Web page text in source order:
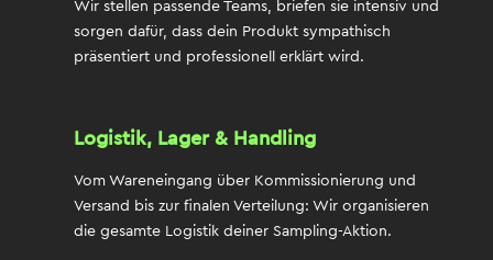
Wir stellen passende Teams, briefen sie intensiv und
sorgen dafür, dass dein Produkt sympathisch
präsentiert und professionell erklärt wird.
Logistik, Lager & Handling
Vom Wareneingang über Kommissionierung und
Versand bis zur finalen Verteilung: Wir organisieren
die gesamte Logistik deiner Sampling-Aktion.